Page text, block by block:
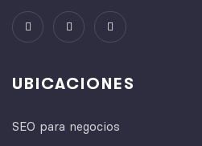
UBICACIONES
SEO para negocios